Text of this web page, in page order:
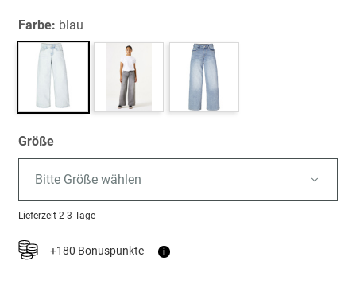
Farbe: blau
Größe
Bitte Größe wählen
Lieferzeit 2-3 Tage
+180 Bonuspunkte i